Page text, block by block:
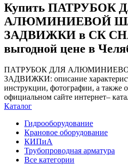
Купить ПАТРУБОК
АЛЮМИНИЕВОЙ
ЗАДВИЖКИ в СК
выгодной цене в
ПАТРУБОК ДЛЯ
ЗАДВИЖКИ: описание
инструкции, фотографии, а также
официальном сайте интернет–
Каталог
Гидрооборудование
Крановое оборудование
КИПиА
Трубопроводная арматура
Все категории